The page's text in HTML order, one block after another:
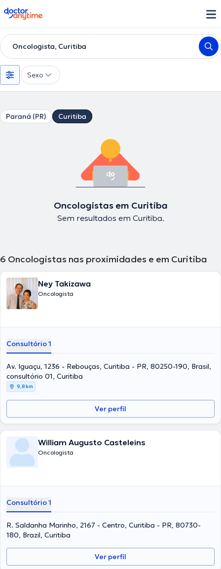
doctoranytime
Oncologista, Curitiba
Sexo
Paraná (PR) Curitiba
Oncologistas em Curitiba
Sem resultados em Curitiba.
6 Oncologistas nas proximidades e em Curitiba
Ney Takizawa
Oncologista
Consultório 1
Av. Iguaçu, 1236 - Rebouças, Curitiba - PR, 80250-190, Brasil,
consultório 01, Curitiba
9,8 km
Ver perfil
William Augusto Casteleins
Oncologista
Consultório 1
R. Saldanha Marinho, 2167 - Centro, Curitiba - PR, 80730-
180, Brazil, Curitiba
Ver perfil